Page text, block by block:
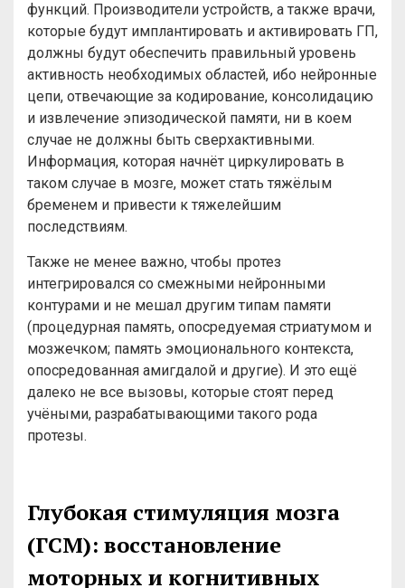
функций. Производители устройств, а также врачи,
которые будут имплантировать и активировать ГП,
должны будут обеспечить правильный уровень
активность необходимых областей, ибо нейронные
цепи, отвечающие за кодирование, консолидацию
и извлечение эпизодической памяти, ни в коем
случае не должны быть сверхактивными.
Информация, которая начнёт циркулировать в
таком случае в мозге, может стать тяжёлым
бременем и привести к тяжелейшим
последствиям.
Также не менее важно, чтобы протез
интегрировался со смежными нейронными
контурами и не мешал другим типам памяти
(процедурная память, опосредуемая стриатумом и
мозжечком; память эмоционального контекста,
опосредованная амигдалой и другие). И это ещё
далеко не все вызовы, которые стоят перед
учёными, разрабатывающими такого рода
протезы.
Глубокая стимуляция мозга
(ГСМ): восстановление
моторных и когнитивных